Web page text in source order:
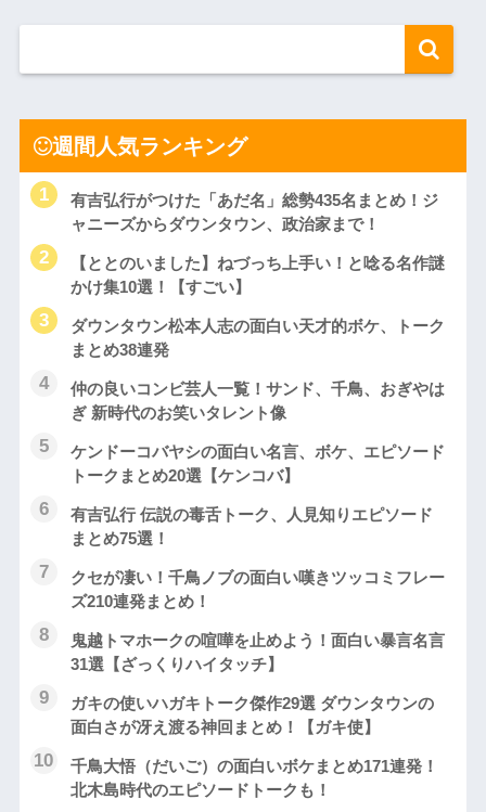
週間人気ランキング
有吉弘行がつけた「あだ名」総勢435名まとめ！ジ
ャニーズからダウンタウン、政治家まで！
【ととのいました】ねづっち上手い！と唸る名作謎
かけ集10選！【すごい】
ダウンタウン松本人志の面白い天才的ボケ、トーク
まとめ38連発
仲の良いコンビ芸人一覧！サンド、千鳥、おぎやは
ぎ 新時代のお笑いタレント像
ケンドーコバヤシの面白い名言、ボケ、エピソード
トークまとめ20選【ケンコバ】
有吉弘行 伝説の毒舌トーク、人見知りエピソード
まとめ75選！
クセが凄い！千鳥ノブの面白い嘆きツッコミフレー
ズ210連発まとめ！
鬼越トマホークの喧嘩を止めよう！面白い暴言名言
31選【ざっくりハイタッチ】
ガキの使いハガキトーク傑作29選 ダウンタウンの
面白さが冴え渡る神回まとめ！【ガキ使】
千鳥大悟（だいご）の面白いボケまとめ171連発！
北木島時代のエピソードトークも！